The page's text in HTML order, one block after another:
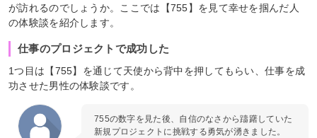
が訪れるのでしょうか。ここでは【755】を見て幸せを掴んだ人
の体験談を紹介します。
仕事のプロジェクトで成功した
1つ目は【755】を通じて天使から背中を押してもらい、仕事を成
功させた男性の体験談です。
755の数字を見た後、自信のなさから躊躇していた
新規プロジェクトに挑戦する勇気が湧きました。